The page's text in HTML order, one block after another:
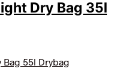
Dry Bag 35l